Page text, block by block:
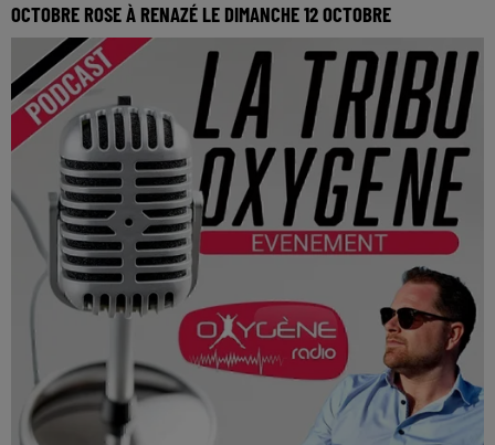
OCTOBRE ROSE À RENAZÉ LE DIMANCHE 12 OCTOBRE
La Tribu Oxygène By Jerem